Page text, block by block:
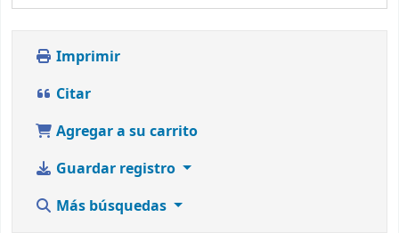
Imprimir
Citar
Agregar a su carrito
Guardar registro
Más búsquedas